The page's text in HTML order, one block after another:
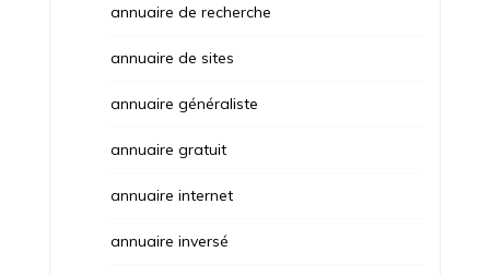
annuaire de recherche
annuaire de sites
annuaire généraliste
annuaire gratuit
annuaire internet
annuaire inversé